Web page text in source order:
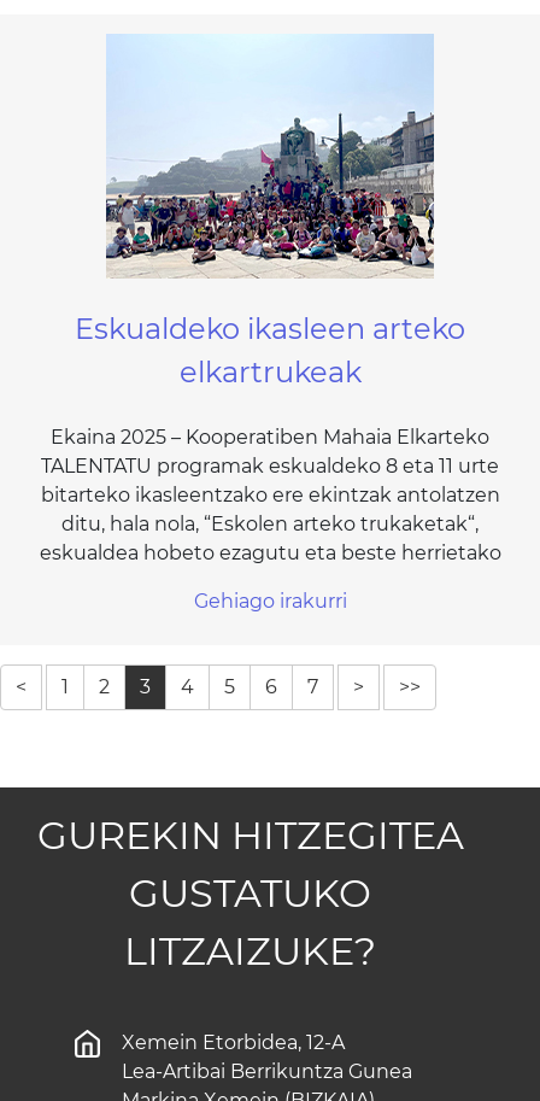
Eskualdeko ikasleen arteko
elkartrukeak
Ekaina 2025 – Kooperatiben Mahaia Elkarteko
TALENTATU programak eskualdeko 8 eta 11 urte
bitarteko ikasleentzako ere ekintzak antolatzen
ditu, hala nola, “Eskolen arteko trukaketak“,
eskualdea hobeto ezagutu eta beste herrietako
Gehiago irakurri
< 1 2 3 4 5 6 7 > >>
GUREKIN HITZEGITEA
GUSTATUKO
LITZAIZUKE?
Xemein Etorbidea, 12-A
Lea-Artibai Berrikuntza Gunea